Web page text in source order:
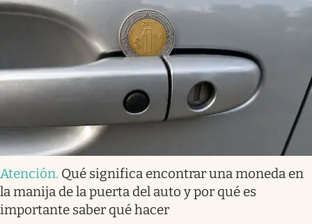
Atención. Qué significa encontrar una moneda en
la manija de la puerta del auto y por qué es
importante saber qué hacer